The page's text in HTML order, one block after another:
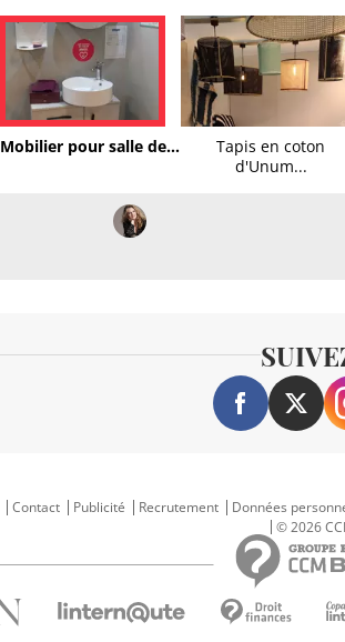
Mobilier pour salle de...
Tapis en coton
d'Unum...
Contact Publicité Recrutement Données
© 2026